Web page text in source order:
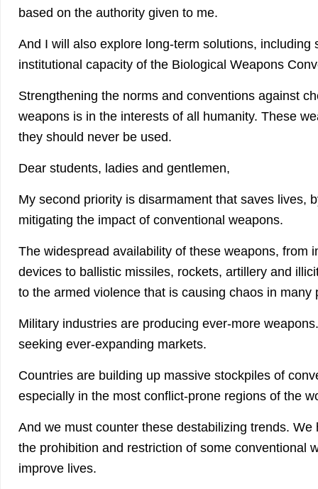
based on the authority given to me.
And I will also explore long-term solutions, including
institutional capacity of the Biological Weapons
Strengthening the norms and conventions against
weapons is in the interests of all humanity. These
they should never be used.
Dear students, ladies and gentlemen,
My second priority is disarmament that saves lives,
mitigating the impact of conventional weapons.
The widespread availability of these weapons, from
devices to ballistic missiles, rockets, artillery and
to the armed violence that is causing chaos in many
Military industries are producing ever-more
seeking ever-expanding markets.
Countries are building up massive stockpiles of
especially in the most conflict-prone regions of the
And we must counter these destabilizing trends. We
the prohibition and restriction of some conventional
improve lives.